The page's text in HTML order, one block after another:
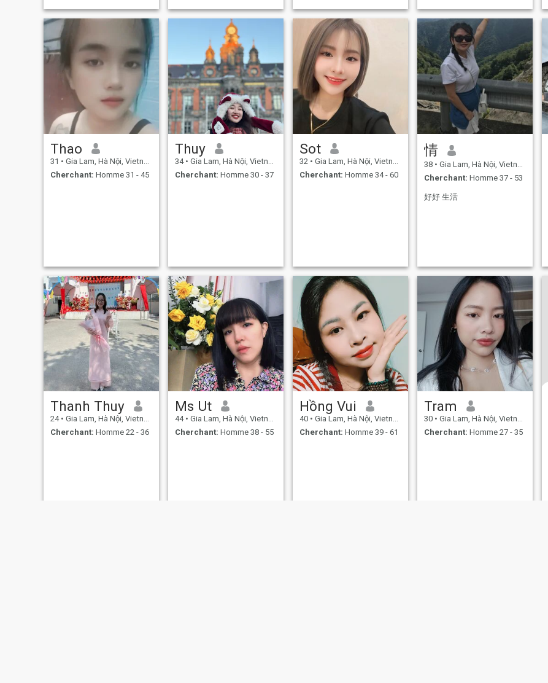
Thao
31 • Gia Lam, Hà Nội, Vietnam
Cherchant: Homme 31 - 45
Thuy
34 • Gia Lam, Hà Nội, Vietnam
Cherchant: Homme 30 - 37
Sot
32 • Gia Lam, Hà Nội, Vietnam
Cherchant: Homme 34 - 60
情
38 • Gia Lam, Hà Nội, Vietnam
Cherchant: Homme 37 - 53
好好 生活
Thanh Thuy
24 • Gia Lam, Hà Nội, Vietnam
Cherchant: Homme 22 - 36
Ms Ut
44 • Gia Lam, Hà Nội, Vietnam
Cherchant: Homme 38 - 55
Hồng Vui
40 • Gia Lam, Hà Nội, Vietnam
Cherchant: Homme 39 - 61
Tram
30 • Gia Lam, Hà Nội, Vietnam
Cherchant: Homme 27 - 35